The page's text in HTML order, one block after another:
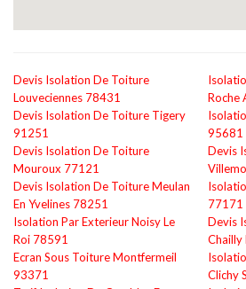
Devis Isolation De Toiture
Louveciennes 78431
Devis Isolation De Toiture Tigery
91251
Devis Isolation De Toiture
Mouroux 77121
Devis Isolation De Toiture Meulan
En Yvelines 78251
Isolation Par Exterieur Noisy Le
Roi 78591
Ecran Sous Toiture Montfermeil
93371
Roche
95681
Devis
77171
Devis
Chailly
Clichy